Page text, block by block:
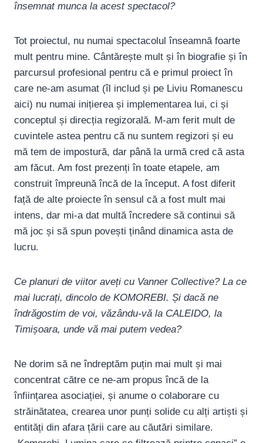
însemnat munca la acest spectacol?
Tot proiectul, nu numai spectacolul înseamnă foarte
mult pentru mine. Cântărește mult și în biografie și în
parcursul profesional pentru că e primul proiect în
care ne-am asumat (îl includ și pe Liviu Romanescu
aici) nu numai inițierea și implementarea lui, ci și
conceptul și direcția regizorală. M-am ferit mult de
cuvintele astea pentru că nu suntem regizori și eu
mă tem de impostură, dar până la urmă cred că asta
am făcut. Am fost prezenți în toate etapele, am
construit împreună încă de la început. A fost diferit
față de alte proiecte în sensul că a fost mult mai
intens, dar mi-a dat multă încredere să continui să
mă joc și să spun povești ținând dinamica asta de
lucru.
Ce planuri de viitor aveți cu Vanner Collective? La ce
mai lucrați, dincolo de KOMOREBI. Și dacă ne
îndrăgostim de voi, văzându-vă la CALEIDO, la
Timișoara, unde vă mai putem vedea?
Ne dorim să ne îndreptăm puțin mai mult și mai
concentrat către ce ne-am propus încă de la
înființarea asociației, și anume o colaborare cu
străinătatea, crearea unor punți solide cu alți artiști și
entități din afara țării care au căutări similare.